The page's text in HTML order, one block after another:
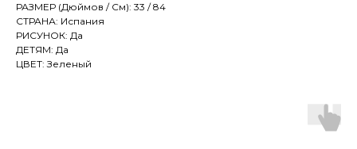
РАЗМЕР (Дюймов / См): 33 / 84
СТРАНА: Испания
РИСУНОК: Да
ДЕТЯМ: Да
ЦВЕТ: Зеленый